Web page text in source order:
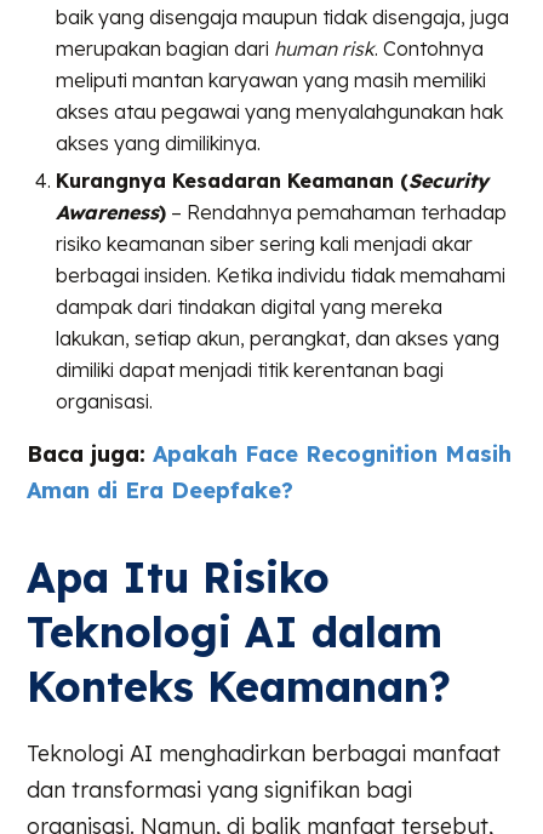
baik yang disengaja maupun tidak disengaja, juga
merupakan bagian dari human risk. Contohnya
meliputi mantan karyawan yang masih memiliki
akses atau pegawai yang menyalahgunakan hak
akses yang dimilikinya.
Kurangnya Kesadaran Keamanan (Security
Awareness) – Rendahnya pemahaman terhadap
risiko keamanan siber sering kali menjadi akar
berbagai insiden. Ketika individu tidak memahami
dampak dari tindakan digital yang mereka
lakukan, setiap akun, perangkat, dan akses yang
dimiliki dapat menjadi titik kerentanan bagi
organisasi.
Baca juga:Apakah Face Recognition Masih
Aman di Era Deepfake?
Apa Itu Risiko
Teknologi AI dalam
Konteks Keamanan?
Teknologi AI menghadirkan berbagai manfaat
dan transformasi yang signifikan bagi
organisasi. Namun, di balik manfaat tersebut,